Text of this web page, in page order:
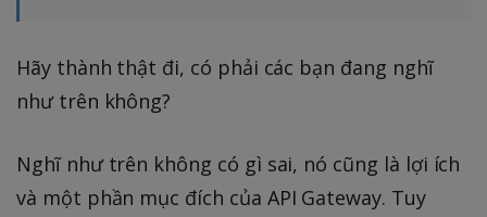
Hãy thành thật đi, có phải các bạn đang nghĩ
như trên không?
Nghĩ như trên không có gì sai, nó cũng là lợi ích
và một phần mục đích của API Gateway. Tuy